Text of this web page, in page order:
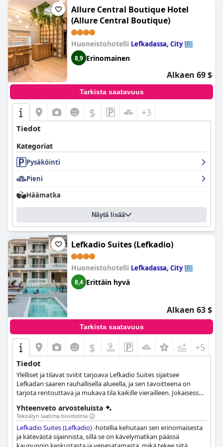
Allure Central Boutique Hotel
(Allure Central Boutique)
Huoneistohotelli Lefkadassa, City
8,9 Erinomainen
Alkaen 69 $
Tarkista saatavuus
$ +3
Tiedot
Kategoriat
Pysäköinti
Pieni
Häämatka
Näytä lisää
Lefkadio Suites (Lefkadio)
Huoneistohotelli Lefkadassa, City
8,4 Erittäin hyvä
Alkaen 63 $
Tarkista saatavuus
$ +5
Tiedot
Ylelliset ja tilavat sviitit tarjoava Lefkadio Suites sijaitsee
Lefkadan saaren rauhallisella alueella, ja sen tavoitteena on
tarjota rentouttava ja mukava tila kaikille vierailleen. Jokaisessa
ilmastointi, internetyhteys ja kaikki tarvittavat mukavuudet ja
tilat. Kaupungin keskusta kauppoineen ja ravintoloineen on
vain muutaman minuutin päässä, ja vieraat voivat myös
halutessaan tutustua ympäröivään alueeseen tai nauttia
Yhteenveto arvosteluista
Tekoälyn laatima tiivistelmä
Lefkadio Suites (Lefkadio)-hotellia kehutaan sen erinomaisesta
ja kätevästä sijainnista, sillä se on kävelymatkan päässä